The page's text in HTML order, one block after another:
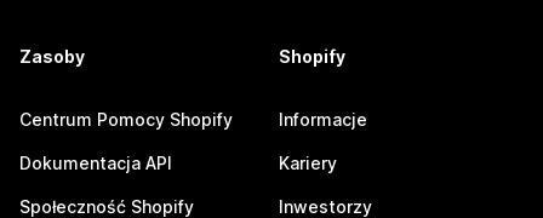
Zasoby
Centrum Pomocy Shopify
Dokumentacja API
Społeczność Shopify
Shopify
Informacje
Kariery
Inwestorzy